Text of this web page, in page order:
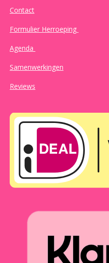
Contact
Formulier Herroeping
Agenda
Samenwerkingen
Reviews